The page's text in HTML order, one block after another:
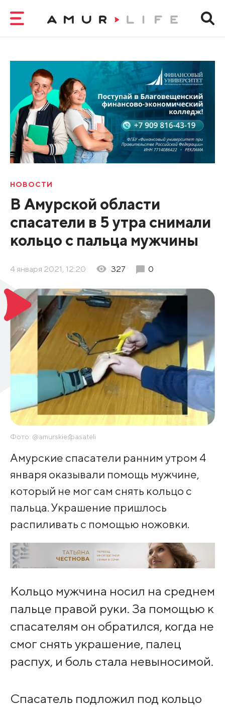
НОВОСТИ
В Амурской области
спасатели в 5 утра снимали
кольцо с пальца мужчины
4 января 2021, 12:20 327 0
Фото: @amurskiespasateli
Амурские спасатели ранним утром 4
января оказывали помощь мужчине,
который не мог сам снять кольцо с
пальца. Украшение пришлось
распиливать с помощью ножовки.
Кольцо мужчина носил на среднем
пальце правой руки. За помощью к
спасателям он обратился, когда не
смог снять украшение, палец
распух, и боль стала невыносимой.
Спасатель подложил под кольцо